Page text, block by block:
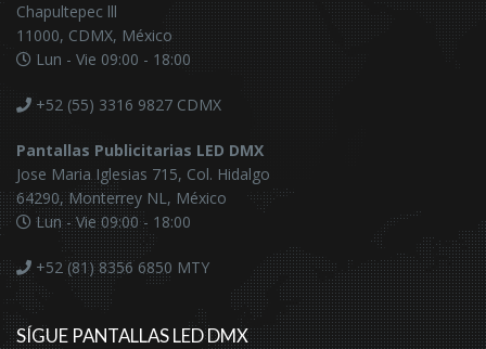
Chapultepec lll
11000, CDMX, México
Lun - Vie 09:00 - 18:00
+52 (55) 3316 9827 CDMX
Pantallas Publicitarias LED DMX
Jose Maria Iglesias 715, Col. Hidalgo
64290, Monterrey NL, México
Lun - Vie 09:00 - 18:00
+52 (81) 8356 6850 MTY
SÍGUE PANTALLAS LED DMX